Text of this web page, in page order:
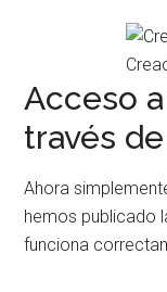
Acceso
través
Ahora
hemos publicado
funciona